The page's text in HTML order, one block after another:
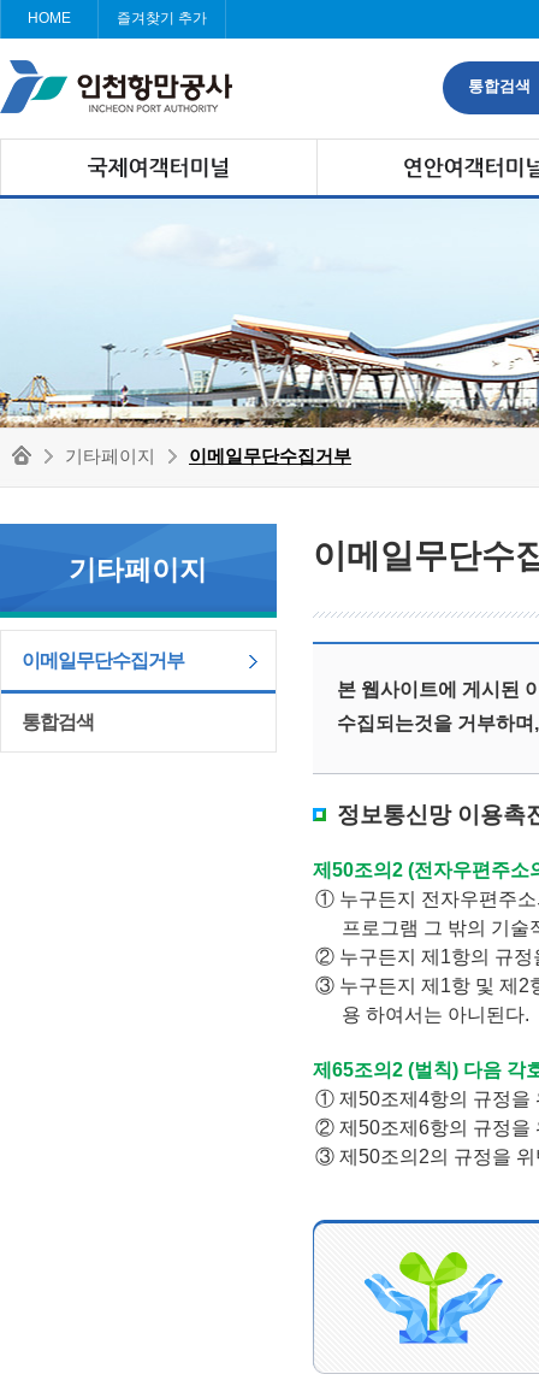
HOME 즐겨찾기 추가
통합검색
기타페이지 이메일무단수집거부
기타페이지
이메일무단수집거부
통합검색
이메일무단수
본 웹사이트에 게시된
수집되는것을 거부하
정보통신망 이용촉
제50조의2 (전자우편주소
① 누구든지 전자우편주소
프로그램 그 밖의 기
② 누구든지 제1항의 규정
③ 누구든지 제1항 및 제2
용 하여서는 아니된다.
제65조의2 (벌칙) 다음 각
① 제50조제4항의 규정을
② 제50조제6항의 규정을
③ 제50조의2의 규정을 위